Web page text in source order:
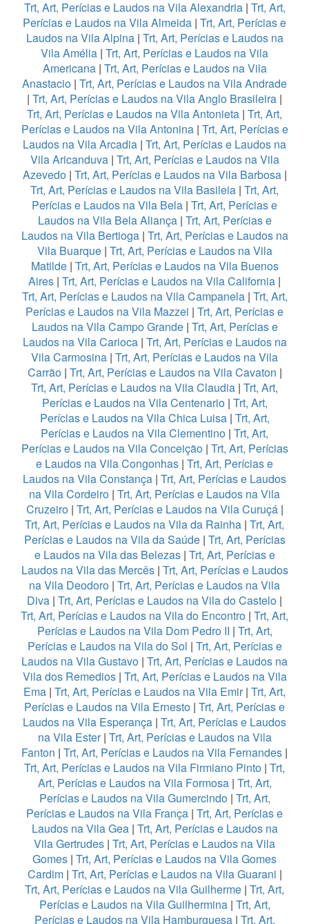
Trt, Art, Perícias e Laudos na Vila Alexandria| Trt, Art,
Perícias e Laudos na Vila Almeida | Trt, Art, Perícias e
Laudos na Vila Alpina | Trt, Art, Perícias e Laudos na
Vila Amélia | Trt, Art, Perícias e Laudos na Vila
Americana| Trt, Art, Perícias e Laudos na Vila
Anastacio | Trt, Art, Perícias e Laudos na Vila Andrade
| Trt, Art, Perícias e Laudos na Vila Anglo Brasileira |
Trt, Art, Perícias e Laudos na Vila Antonieta | Trt, Art,
Perícias e Laudos na Vila Antonina| Trt, Art, Perícias e
Laudos na Vila Arcadia | Trt, Art, Perícias e Laudos na
Vila Aricanduva| Trt, Art, Perícias e Laudos na Vila
Azevedo| Trt, Art, Perícias e Laudos na Vila Barbosa|
Trt, Art, Perícias e Laudos na Vila Basileia | Trt, Art,
Perícias e Laudos na Vila Bela | Trt, Art, Perícias e
Laudos na Vila Bela Aliança| Trt, Art, Perícias e
Laudos na Vila Bertioga| Trt, Art, Perícias e Laudos na
Vila Buarque| Trt, Art, Perícias e Laudos na Vila
Matilde| Trt, Art, Perícias e Laudos na Vila Buenos
Aires | Trt, Art, Perícias e Laudos na Vila California |
Trt, Art, Perícias e Laudos na Vila Campanela| Trt, Art,
Perícias e Laudos na Vila Mazzei | Trt, Art, Perícias e
Laudos na Vila Campo Grande| Trt, Art, Perícias e
Laudos na Vila Carioca| Trt, Art, Perícias e Laudos na
Vila Carmosina | Trt, Art, Perícias e Laudos na Vila
Carrão| Trt, Art, Perícias e Laudos na Vila Cavaton |
Trt, Art, Perícias e Laudos na Vila Claudia | Trt, Art,
Perícias e Laudos na Vila Centenario| Trt, Art,
Perícias e Laudos na Vila Chica Luisa | Trt, Art,
Perícias e Laudos na Vila Clementino | Trt, Art,
Perícias e Laudos na Vila Conceição| Trt, Art, Perícias
e Laudos na Vila Congonhas | Trt, Art, Perícias e
Laudos na Vila Constança | Trt, Art, Perícias e Laudos
na Vila Cordeiro | Trt, Art, Perícias e Laudos na Vila
Cruzeiro | Trt, Art, Perícias e Laudos na Vila Curuçá |
Trt, Art, Perícias e Laudos na Vila da Rainha | Trt, Art,
Perícias e Laudos na Vila da Saúde| Trt, Art, Perícias
e Laudos na Vila das Belezas| Trt, Art, Perícias e
Laudos na Vila das Mercês| Trt, Art, Perícias e Laudos
na Vila Deodoro | Trt, Art, Perícias e Laudos na Vila
Diva | Trt, Art, Perícias e Laudos na Vila do Castelo |
Trt, Art, Perícias e Laudos na Vila do Encontro | Trt, Art,
Perícias e Laudos na Vila Dom Pedro II | Trt, Art,
Perícias e Laudos na Vila do Sol | Trt, Art, Perícias e
Laudos na Vila Gustavo | Trt, Art, Perícias e Laudos na
Vila dos Remedios| Trt, Art, Perícias e Laudos na Vila
Ema | Trt, Art, Perícias e Laudos na Vila Emir| Trt, Art,
Perícias e Laudos na Vila Ernesto | Trt, Art, Perícias e
Laudos na Vila Esperança | Trt, Art, Perícias e Laudos
na Vila Ester| Trt, Art, Perícias e Laudos na Vila
Fanton | Trt, Art, Perícias e Laudos na Vila Fernandes |
Trt, Art, Perícias e Laudos na Vila Firmiano Pinto | Trt,
Art, Perícias e Laudos na Vila Formosa| Trt, Art,
Perícias e Laudos na Vila Gumercindo| Trt, Art,
Perícias e Laudos na Vila França | Trt, Art, Perícias e
Laudos na Vila Gea| Trt, Art, Perícias e Laudos na
Vila Gertrudes | Trt, Art, Perícias e Laudos na Vila
Gomes | Trt, Art, Perícias e Laudos na Vila Gomes
Cardim| Trt, Art, Perícias e Laudos na Vila Guarani |
Trt, Art, Perícias e Laudos na Vila Guilherme | Trt, Art,
Perícias e Laudos na Vila Guilhermina| Trt, Art,
Perícias e Laudos na Vila Hamburguesa| Trt, Art,